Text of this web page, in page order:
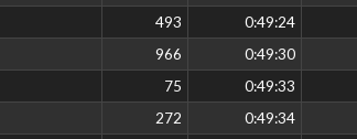
493 0:49:24
966 0:49:30
75 0:49:33
272 0:49:34